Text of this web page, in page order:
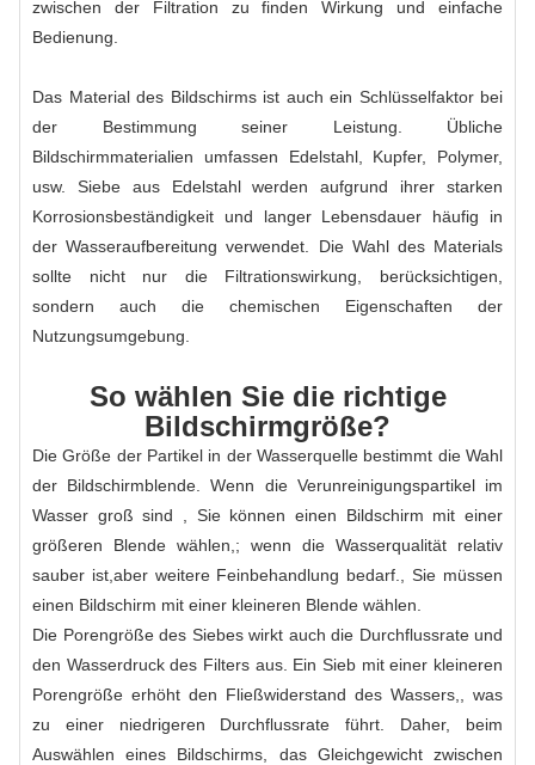
zwischen der Filtration zu finden Wirkung und einfache
Bedienung.
Das Material des Bildschirms ist auch ein Schlüsselfaktor bei
der Bestimmung seiner Leistung. Übliche
Bildschirmmaterialien umfassen Edelstahl, Kupfer, Polymer,
usw. Siebe aus Edelstahl werden aufgrund ihrer starken
Korrosionsbeständigkeit und langer Lebensdauer häufig in
der Wasseraufbereitung verwendet. Die Wahl des Materials
sollte nicht nur die Filtrationswirkung, berücksichtigen,
sondern auch die chemischen Eigenschaften der
Nutzungsumgebung.
So wählen Sie die richtige
Bildschirmgröße?
Die Größe der Partikel in der Wasserquelle bestimmt die Wahl
der Bildschirmblende. Wenn die Verunreinigungspartikel im
Wasser groß sind , Sie können einen Bildschirm mit einer
größeren Blende wählen,; wenn die Wasserqualität relativ
sauber ist,aber weitere Feinbehandlung bedarf., Sie müssen
einen Bildschirm mit einer kleineren Blende wählen.
Die Porengröße des Siebes wirkt auch die Durchflussrate und
den Wasserdruck des Filters aus. Ein Sieb mit einer kleineren
Porengröße erhöht den Fließwiderstand des Wassers,, was
zu einer niedrigeren Durchflussrate führt. Daher, beim
Auswählen eines Bildschirms, das Gleichgewicht zwischen